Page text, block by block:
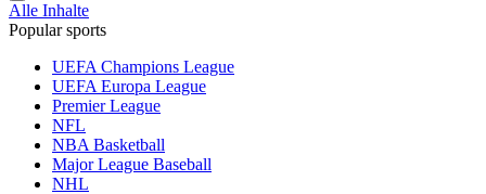
Alle Inhalte
Popular sports
UEFA Champions League
UEFA Europa League
Premier League
NFL
NBA Basketball
Major League Baseball
NHL